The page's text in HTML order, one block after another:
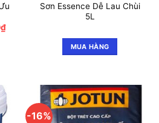
₫Giá
hiện
Sơn Essence Dễ Lau Chùi
5L
MUA HÀNG
-16%